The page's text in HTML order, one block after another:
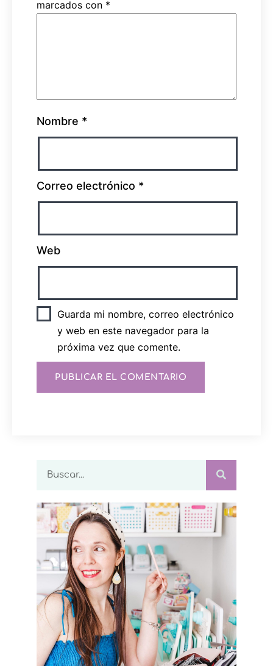
marcados con *
Nombre *
Correo electrónico *
Web
Guarda mi nombre, correo electrónico
y web en este navegador para la
próxima vez que comente.